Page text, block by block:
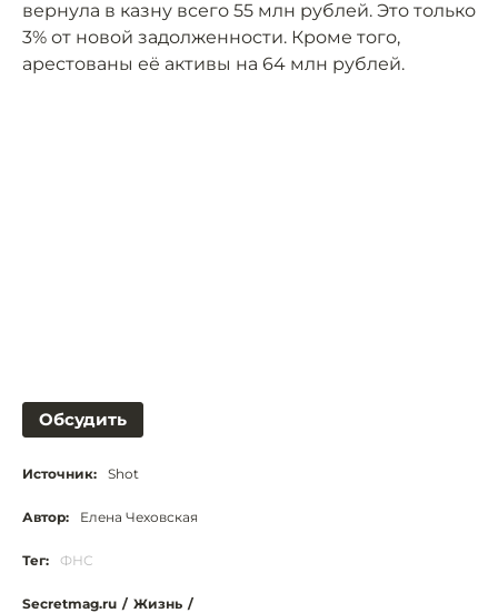
вернула в казну всего 55 млн рублей. Это только
3% от новой задолженности. Кроме того,
арестованы её активы на 64 млн рублей.
Обсудить
Источник: Shot
Автор: Елена Чеховская
Тег: ФНС
Secretmag.ru / Жизнь /